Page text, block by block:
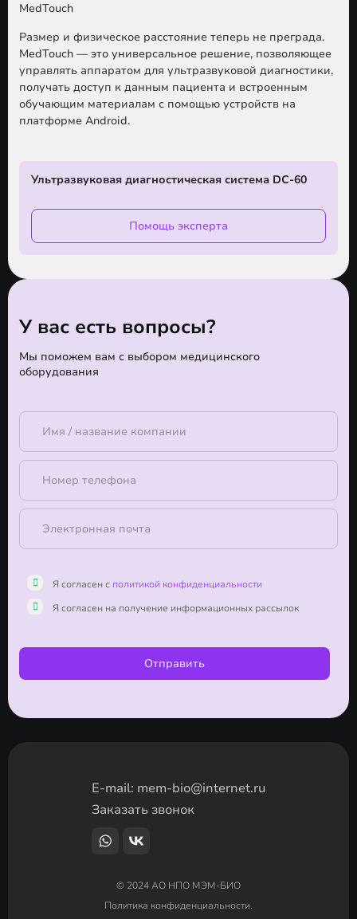
MedTouch
Размер и физическое расстояние теперь не преграда.
MedTouch — это универсальное решение, позволяющее
управлять аппаратом для ультразвуковой диагностики,
получать доступ к данным пациента и встроенным
обучающим материалам с помощью устройств на
платформе Android.
Ультразвуковая диагностическая система DC-60
Помощь эксперта
У вас есть вопросы?
Мы поможем вам с выбором медицинского
оборудования
Отправить
Я согласен с политикой конфиденциальности
Я согласен на получение информационных рассылок
E-mail: mem-bio@internet.ru
Заказать звонок
© 2024 АО НПО МЭМ-БИО
Политика конфиденциальности.